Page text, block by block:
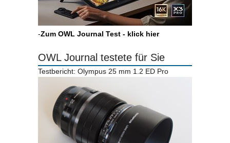
-Zum OWL Journal Test - klick hier
OWL Journal testete für Sie
Testbericht: Olympus 25 mm 1.2 ED Pro